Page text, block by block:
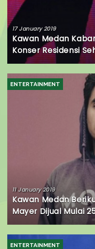
17 January 2019
Kawan Medan
Konser Residensi
ENTERTAINMENT
11 January 2019
Kawan Medan
Mayer Dijual Mulai
ENTERTAINMENT